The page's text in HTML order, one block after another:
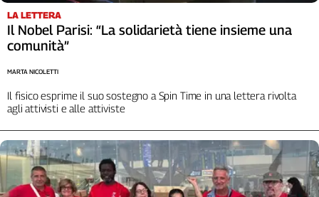
Liguria
Lombardia
Marche
Puglia
Sardegna
Sicilia
Toscana
Trentino
Umbria
Valle
LA LETTERA
Il Nobel Parisi: “La solidarietà tiene insieme una
comunità”
Il fisico esprime il suo sostegno a Spin Time in una lettera rivolta
agli attivisti e alle attiviste
MARTA NICOLETTI